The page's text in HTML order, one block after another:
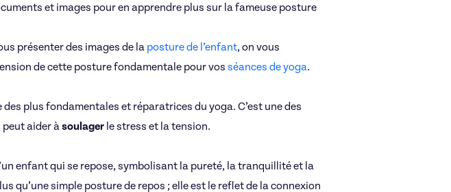
et images pour en apprendre plus sur la fameuse posture
présenter des images de la posture de l’enfant, on vous
de cette posture fondamentale pour vos séances de yoga.
des plus fondamentales et réparatrices du yoga. C’est une des
peut aider àsoulager le stress et la tension.
enfant qui se repose, symbolisant la pureté, la tranquillité et la
qu’une simple posture de repos ; elle est le reflet de la connexion